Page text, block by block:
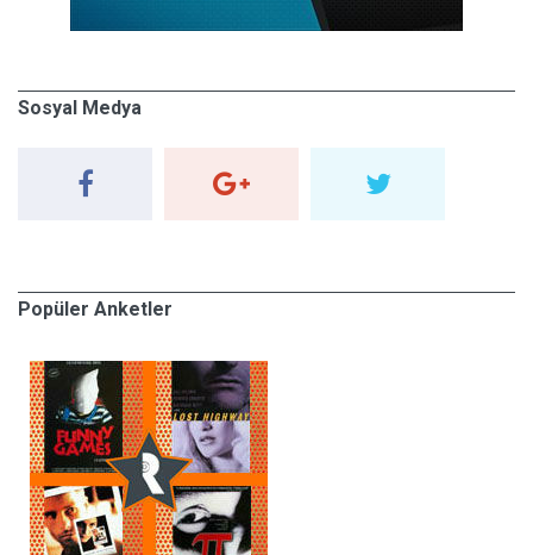
Sosyal Medya
Popüler Anketler